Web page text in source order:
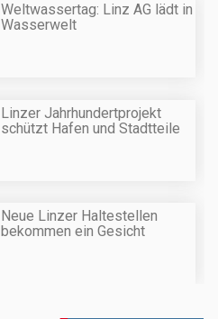
Weltwassertag: Linz AG lädt in
Wasserwelt
Linzer Jahrhundertprojekt
schützt Hafen und Stadtteile
Neue Linzer Haltestellen
bekommen ein Gesicht